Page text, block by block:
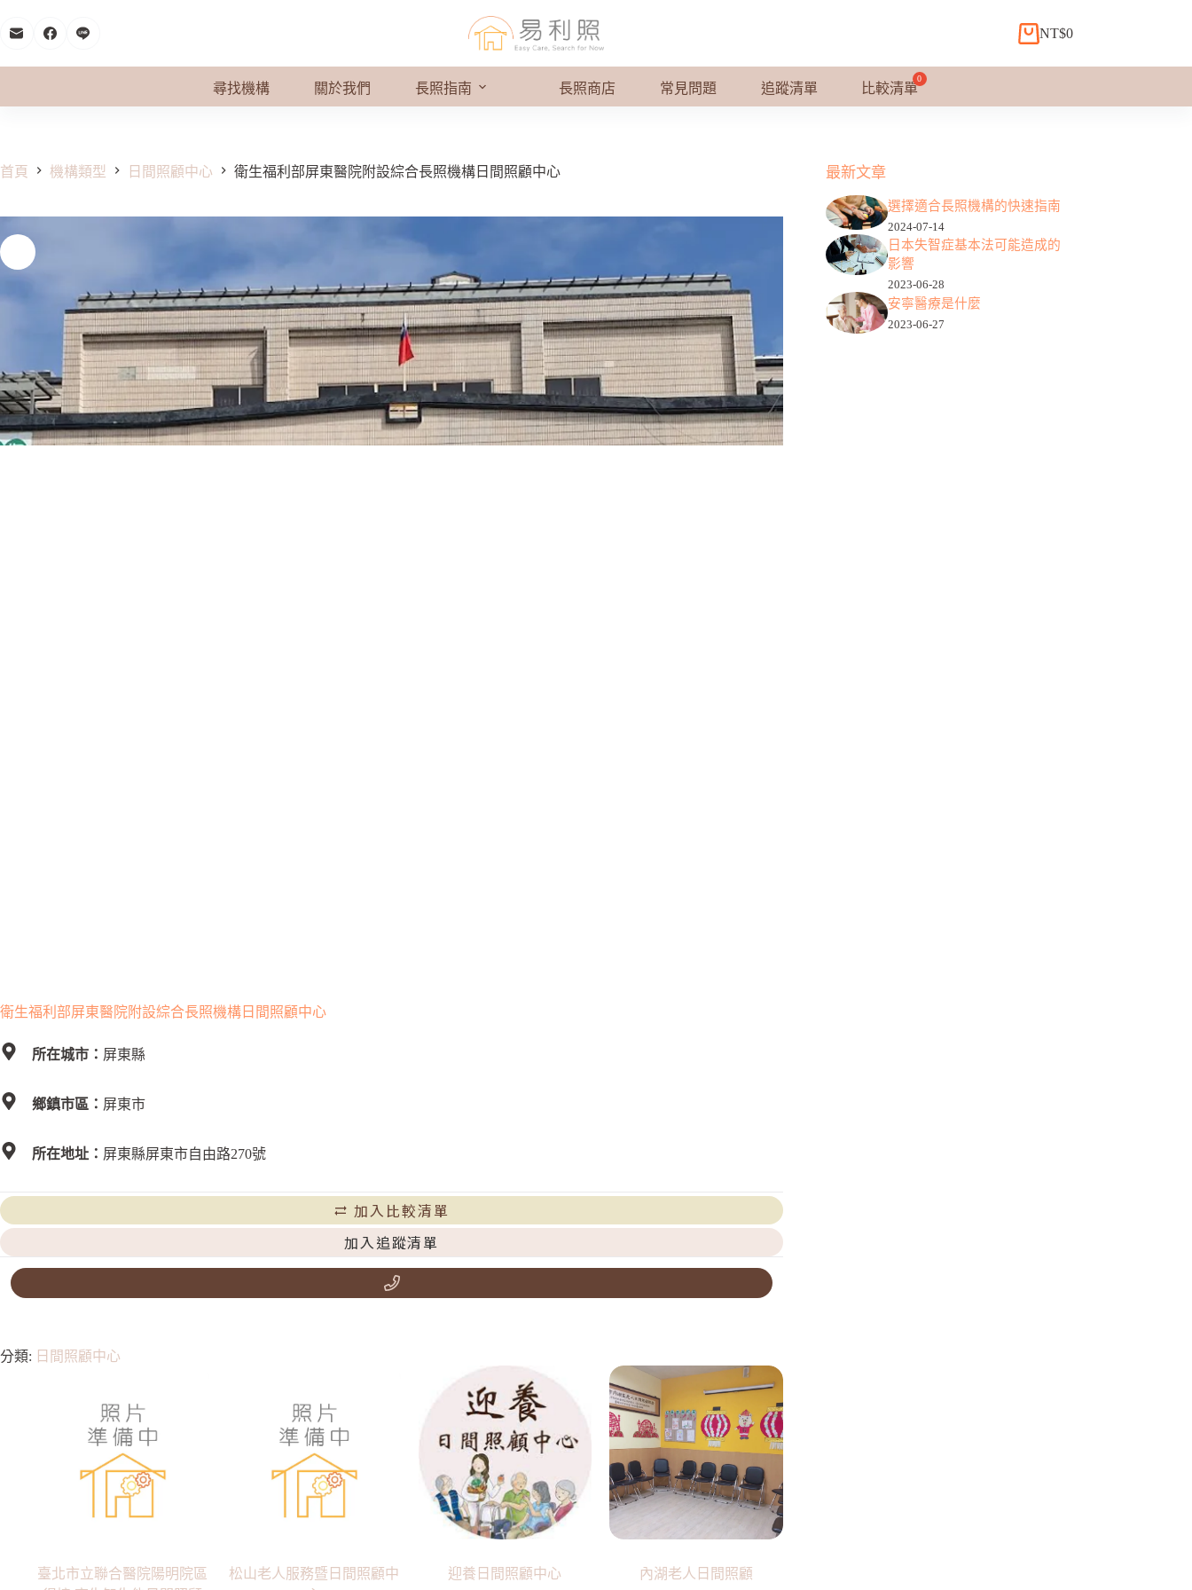
至
購
物
NT$0
尋找機構 關於我們 長照指南 長照商店 常見問題 追蹤清單 比較清單
首頁 機構類型 日間照顧中心 衛生福利部屏東醫院附設綜合長照機構日間照顧中心
衛生福利部屏東醫院附設綜合長照機構日間照顧中心
所在城市： 屏東縣
鄉鎮市區： 屏東市
所在地址： 屏東縣屏東市自由路270號
加入比較清單
加入追蹤清單
分類: 日間照顧中心
臺北市立聯合醫院陽明院區
松山老人服務暨日間照顧中
迎養日間照顧中心 內湖老人日間照顧
最新文章
選擇適合長照機構的快速指南
2024-07-14
日本失智症基本法可能造成的
影響
2023-06-28
安寧醫療是什麼
2023-06-27